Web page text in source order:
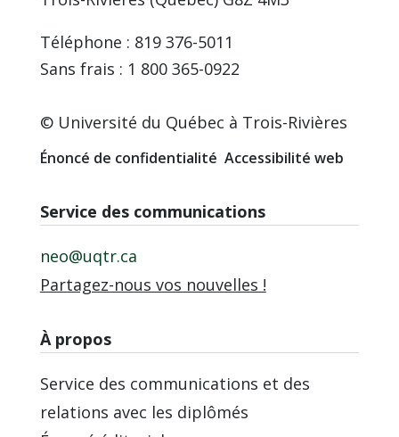
Téléphone : 819 376-5011
Sans frais : 1 800 365-0922
© Université du Québec à Trois-Rivières
Énoncé de confidentialité Accessibilité web
Service des communications
neo@uqtr.ca
Partagez-nous vos nouvelles !
À propos
Service des communications et des
relations avec les diplômés